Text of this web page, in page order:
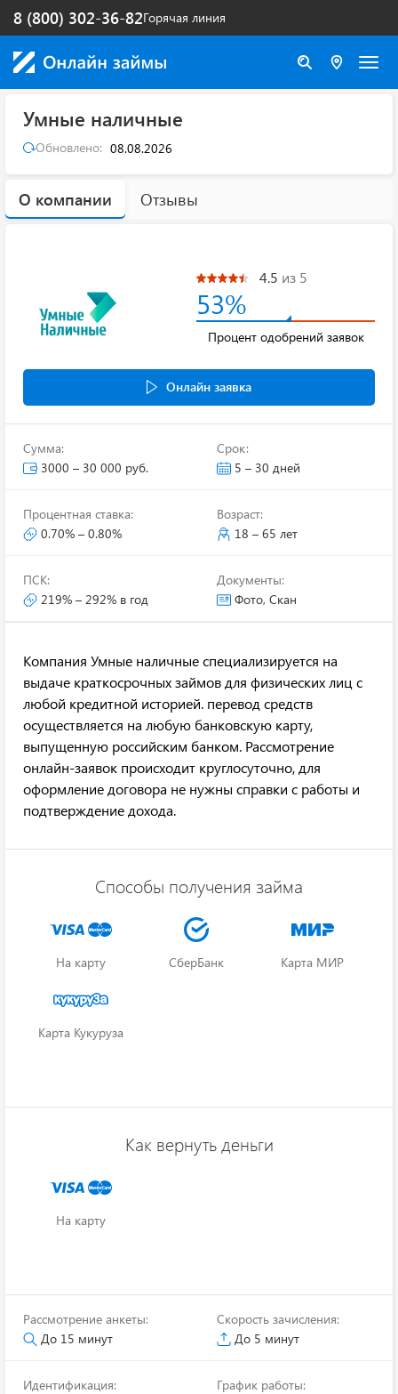
Горячая линия
8 (800) 302-36-82
Умные наличные
Обновлено: 08.08.2026
О компании Отзывы
4.5 из 5
53%
Процент одобрений заявок
Онлайн заявка
Сумма:
3000 – 30 000 руб.
Срок:
5 – 30 дней
Процентная ставка:
0.70% – 0.80%
Возраст:
18 – 65 лет
ПСК:
219% – 292% в год
Документы:
Фото, Скан
Компания Умные наличные специализируется на
выдаче краткосрочных займов для физических лиц с
любой кредитной историей. перевод средств
осуществляется на любую банковскую карту,
выпущенную российским банком. Рассмотрение
онлайн-заявок происходит круглосуточно, для
оформление договора не нужны справки с работы и
подтверждение дохода.
Способы получения займа
На карту СберБанк Карта МИР
Карта Кукуруза
Как вернуть деньги
На карту
Рассмотрение анкеты:
До 15 минут
Скорость зачисления:
До 5 минут
Идентификация:
График работы: